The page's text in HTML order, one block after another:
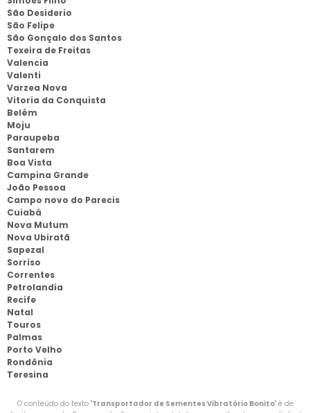
São Desiderio
São Felipe
São Gonçalo dos Santos
Texeira de Freitas
Valencia
Valenti
Varzea Nova
Vitoria da Conquista
Belém
Moju
Paraupeba
Santarem
Boa Vista
Campina Grande
João Pessoa
Campo novo do Parecis
Cuiabá
Nova Mutum
Nova Ubiratã
Sapezal
Sorriso
Correntes
Petrolandia
Recife
Natal
Touros
Palmas
Porto Velho
Rondônia
Teresina
O conteúdo do texto "Transportador de Sementes Vibratório Bonito" é de